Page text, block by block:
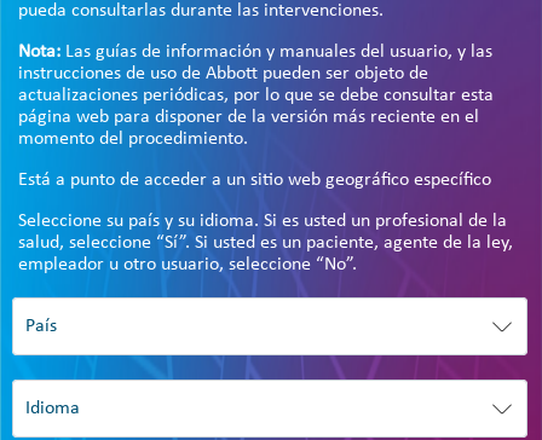
pueda consultarlas durante las intervenciones.
Nota: Las guías de información y manuales del usuario, y las
instrucciones de uso de Abbott pueden ser objeto de
actualizaciones periódicas, por lo que se debe consultar esta
página web para disponer de la versión más reciente en el
momento del procedimiento.
Está a punto de acceder a un sitio web geográfico específico
Seleccione su país y su idioma. Si es usted un profesional de la
salud, seleccione “Sí”. Si usted es un paciente, agente de la ley,
empleador u otro usuario, seleccione “No”.